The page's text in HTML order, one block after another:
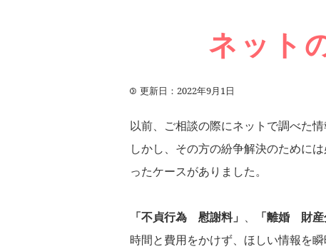
ネット
更新日：2022年9月1日
以前、ご相談の際にネットで調べた
しかし、その方の紛争解決のために
ったケースがありました。
「不貞行為 慰謝料」 、 「離婚 財産
時間と費用をかけず、ほしい情報を